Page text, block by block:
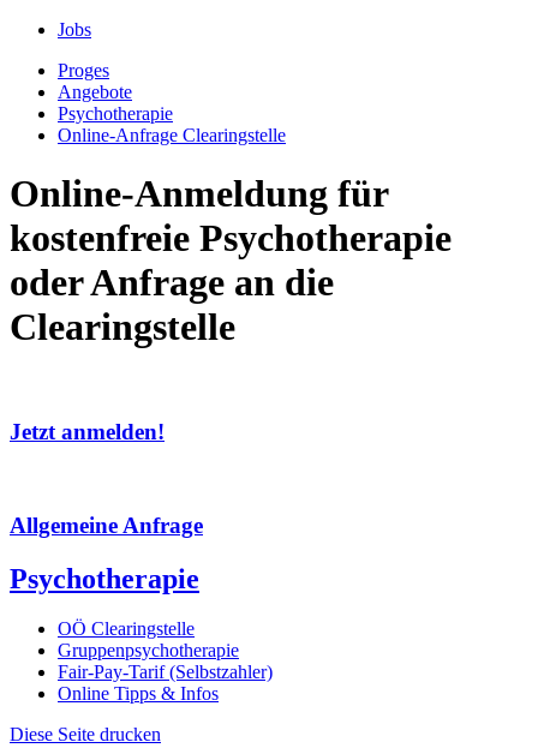
Jobs
Proges
Angebote
Psychotherapie
Online-Anfrage Clearingstelle
Online-Anmeldung für
kostenfreie Psychotherapie
oder Anfrage an die
Clearingstelle
Jetzt anmelden!
Allgemeine Anfrage
Psychotherapie
OÖ Clearingstelle
Gruppenpsychotherapie
Fair-Pay-Tarif (Selbstzahler)
Online Tipps & Infos
Diese Seite drucken